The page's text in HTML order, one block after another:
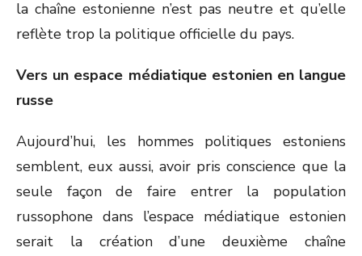
la chaîne estonienne n’est pas neutre et qu’elle
reflète trop la politique officielle du pays.
Vers un espace médiatique estonien en langue
russe
Aujourd’hui, les hommes politiques estoniens
semblent, eux aussi, avoir pris conscience que la
seule façon de faire entrer la population
russophone dans l’espace médiatique estonien
serait la création d’une deuxième chaîne